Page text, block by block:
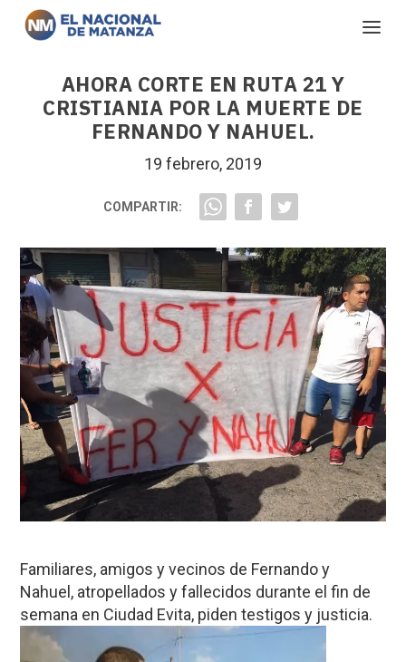
AHORA CORTE EN RUTA 21 Y
CRISTIANIA POR LA MUERTE DE
FERNANDO Y NAHUEL.
19 febrero, 2019
COMPARTIR:
Familiares, amigos y vecinos de Fernando y
Nahuel, atropellados y fallecidos durante el fin de
semana en Ciudad Evita, piden testigos y justicia.